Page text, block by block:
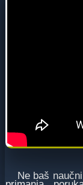
Ne baš naučni